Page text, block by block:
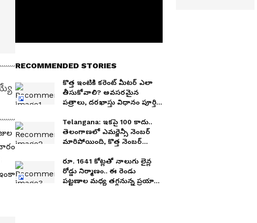
RECOMMENDED STORIES
కొత్త ఇంటికి కరెంట్ మీట‌ర్ ఎలా
తీసుకోవాలి? అవసరమైన
పత్రాలు, దరఖాస్తు విధానం పూర్తి
Telangana: ఇక‌పై 100 కాదు..
తెలంగాణ‌లో ఎమ‌ర్జెన్సీ నెంబ‌ర్
మారిపోయింది, కొత్త నెంబ‌ర్
రూ. 1641 కోట్ల‌తో నాలుగు లైన్ల
రోడ్డు నిర్మాణం.. ఈ రెండు
ప‌ట్ట‌ణాల మ‌ధ్య త‌గ్గ‌నున్న ప్ర‌యాణ